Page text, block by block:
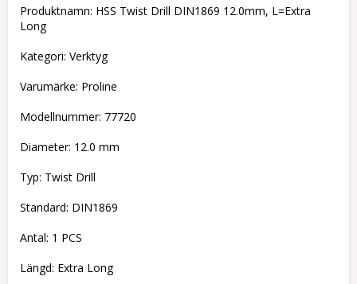
Produktnamn: HSS Twist Drill DIN1869 12.0mm, L=Extra
Long
Kategori: Verktyg
Varumärke: Proline
Modellnummer: 77720
Diameter: 12.0 mm
Typ: Twist Drill
Standard: DIN1869
Antal: 1 PCS
Längd: Extra Long